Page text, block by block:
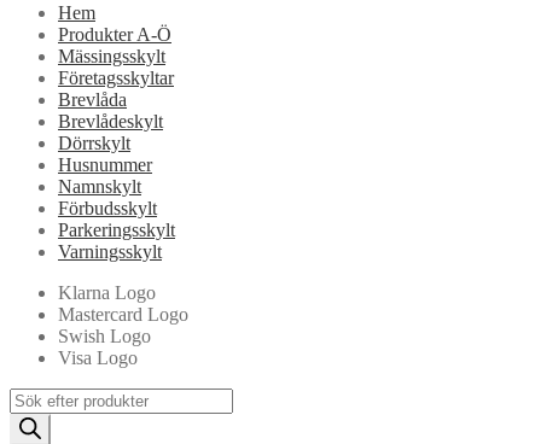
Hem
Produkter A-Ö
Mässingsskylt
Företagsskyltar
Brevlåda
Brevlådeskylt
Dörrskylt
Husnummer
Namnskylt
Förbudsskylt
Parkeringsskylt
Varningsskylt
Klarna Logo
Mastercard Logo
Swish Logo
Visa Logo
Products
search